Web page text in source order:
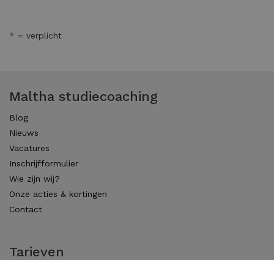
* = verplicht
Maltha studiecoaching
Blog
Nieuws
Vacatures
Inschrijfformulier
Wie zijn wij?
Onze acties & kortingen
Contact
Tarieven